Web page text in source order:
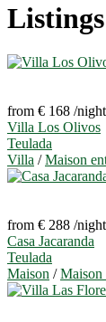
from € 168 /night
Villa Los Olivos
Teulada
Villa /Maison
from € 288 /night
Casa Jacaranda
Teulada
Maison /Maison